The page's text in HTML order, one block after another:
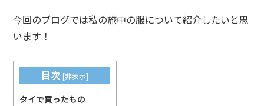
今回のブログでは私の旅中の服について紹介したいと思
います！
目次 [非表示]
タイで買ったもの